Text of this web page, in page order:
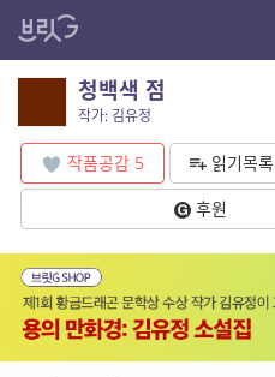
청백색 점
작가: 김유정
작품공감 5 읽기목록
후원